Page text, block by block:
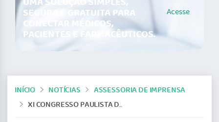
SEGURA E GRATUITA PARA
CONECTAR MÉDICOS,
PACIENTES E FARMACÊUTICOS.
Acesse
INÍCIO NOTÍCIAS
ASSESSORIA DE IMPRENSA
XI CONGRESSO PAULISTA DE CIRURGIA E TRAUMATOLOGIA BUCO-MAXILO-FACIAL É REALIZADO EM SP